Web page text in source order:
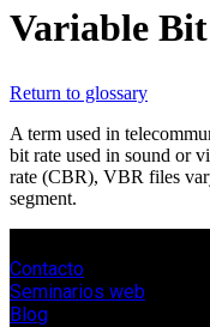
Recursos
Contacto
Corporate
Careers
Partners
Variable
Return to glossary
A term used in
bit rate used in sound or
rate (CBR), VBR files
segment.
Contacto
Seminarios web
Blog